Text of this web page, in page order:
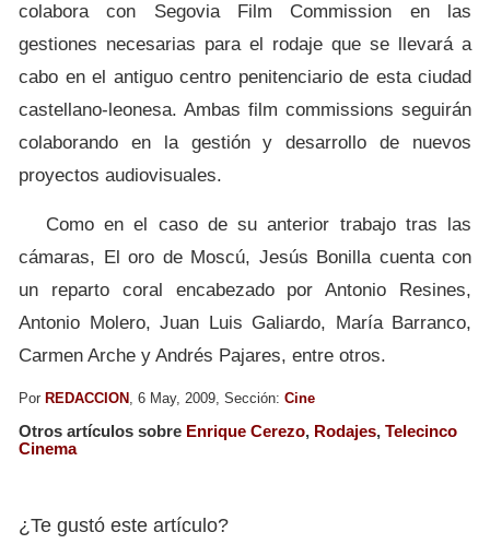
colabora con Segovia Film Commission en las
gestiones necesarias para el rodaje que se llevará a
cabo en el antiguo centro penitenciario de esta ciudad
castellano-leonesa. Ambas film commissions seguirán
colaborando en la gestión y desarrollo de nuevos
proyectos audiovisuales.
Como en el caso de su anterior trabajo tras las
cámaras, El oro de Moscú, Jesús Bonilla cuenta con
un reparto coral encabezado por Antonio Resines,
Antonio Molero, Juan Luis Galiardo, María Barranco,
Carmen Arche y Andrés Pajares, entre otros.
Por REDACCION , 6 May, 2009, Sección: Cine
Otros artículos sobre Enrique Cerezo, Rodajes, Telecinco
Cinema
¿Te gustó este artículo?